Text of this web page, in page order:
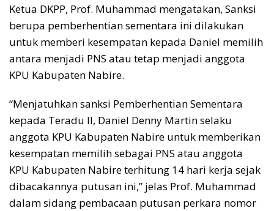
Ketua DKPP, Prof. Muhammad mengatakan, Sanksi
berupa pemberhentian sementara ini dilakukan
untuk memberi kesempatan kepada Daniel memilih
antara menjadi PNS atau tetap menjadi anggota
KPU Kabupaten Nabire.
“Menjatuhkan sanksi Pemberhentian Sementara
kepada Teradu II, Daniel Denny Martin selaku
anggota KPU Kabupaten Nabire untuk memberikan
kesempatan memilih sebagai PNS atau anggota
KPU Kabupaten Nabire terhitung 14 hari kerja sejak
dibacakannya putusan ini,” jelas Prof. Muhammad
dalam sidang pembacaan putusan perkara nomor